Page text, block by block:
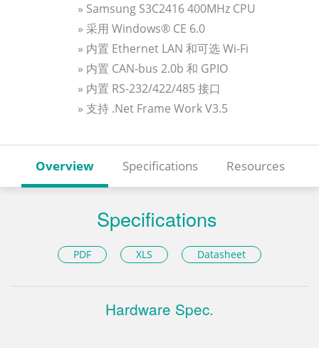
» Samsung S3C2416 400MHz CPU
» 采用 Windows® CE 6.0
» 内置 Ethernet LAN 和可选 Wi-Fi
» 内置 CAN-bus 2.0b 和 GPIO
» 内置 RS-232/422/485 接口
» 支持 .Net Frame Work V3.5
Overview Specifications Resources
Specifications
PDF XLS Datasheet
Hardware Spec.